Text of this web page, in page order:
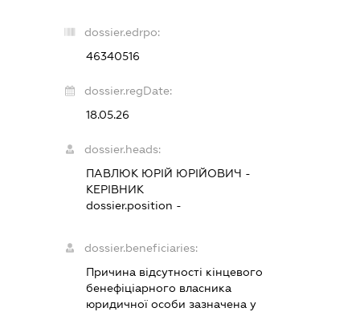
dossier.edrpo:
46340516
dossier.regDate:
18.05.26
dossier.heads:
ПАВЛЮК ЮРІЙ ЮРІЙОВИЧ -
КЕРІВНИК
dossier.position -
dossier.beneficiaries:
Причина відсутності кінцевого
бенефіціарного власника
юридичної особи зазначена у